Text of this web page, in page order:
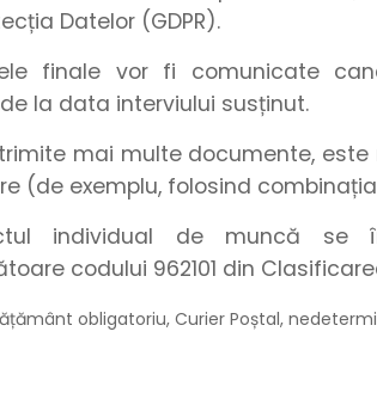
Datelor (GDPR).
finale vor fi comunicate
la data interviului susținut.
mai multe documente,
(de exemplu, folosind
individual de muncă se
codului 962101 din
obligatoriu, Curier Poștal,